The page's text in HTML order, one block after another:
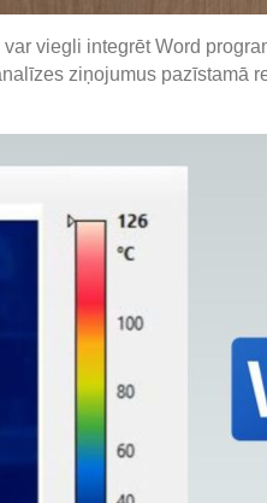
viegli integrēt Word
ziņojumus pazīstamā